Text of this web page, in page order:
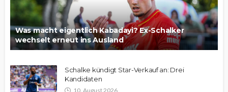
Was macht eigentlich Kabadayi? Ex-Schalker
wechselt erneut ins Ausland
Schalke kündigt Star-Verkauf an: Drei
Kandidaten
10. August 2026